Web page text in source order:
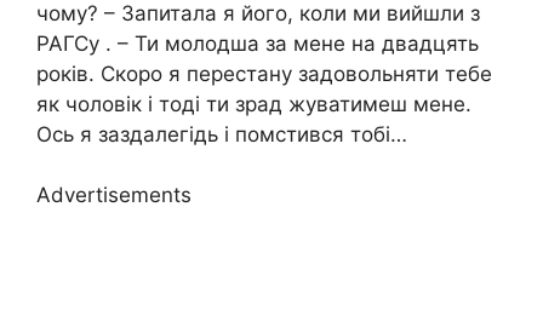
чому? – Запитала я його, коли ми вийшли з
РАГСу . – Ти молодша за мене на двадцять
років. Скоро я перестану задовольняти тебе
як чоловік і тоді ти зрад жуватимеш мене.
Ось я заздалегідь і помстився тобі…
Advertisements